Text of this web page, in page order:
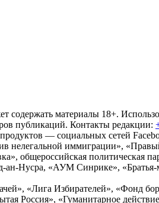
содержать материалы 18+.
публикаций. Контакты редакции:
— социальных сетей
нелегальной иммиграции»,
общероссийская политическая
Нусра, «АУМ Синрике», «Братья-
«Лига Избирателей», «Фонд
Россия», «Гуманитарное